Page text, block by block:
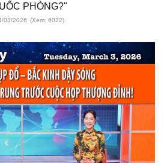
PHÒNG?"
03/2026 (Xem: 6022)